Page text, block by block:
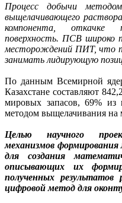
Процесс добычи
выщелачивающего
компонента, откачке
поверхность. ПСВ широко
месторождений ПИТ, что
занимать лидирующую
По данным Всемирной
Казахстане составляют
мировых запасов, 69% из
методом выщелачивания на
Целью научного
механизмов
для создания
описывающих их
полученных
цифровой метод для